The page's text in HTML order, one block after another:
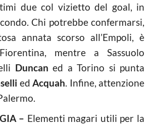
due col vizietto del goal, in
Chi potrebbe confermarsi,
annata scorso all’Empoli, è
mentre a Sassuolo
Duncan ed a Torino si punta
ed Acquah . Infine, attenzione
– Elementi magari utili per la